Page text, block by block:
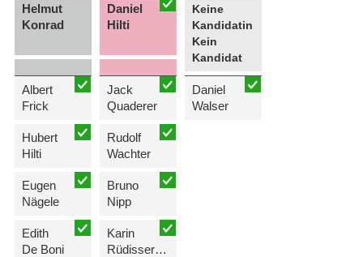
Helmut
Konrad
Albert
Frick
Hubert
Hilti
Eugen
Nägele
Edith
De Boni
Daniel
Hilti
Jack
Quaderer
Rudolf
Wachter
Bruno
Nipp
Karin
Rüdisser-Quaderer
Keine
Kandidatin
Kein
Kandidat
Daniel
Walser